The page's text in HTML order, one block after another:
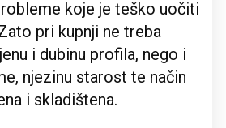
koje je teško uočiti
pri kupnji ne treba
i dubinu profila, nego i
njezinu starost te način
i skladištena.